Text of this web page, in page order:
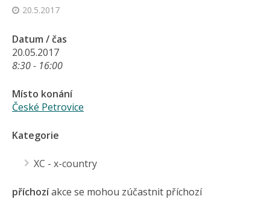
20.5.2017
Datum / čas
20.05.2017
8:30 - 16:00
Místo konání
České Petrovice
Kategorie
XC - x-country
příchozíakce se mohou zúčastnit příchozí